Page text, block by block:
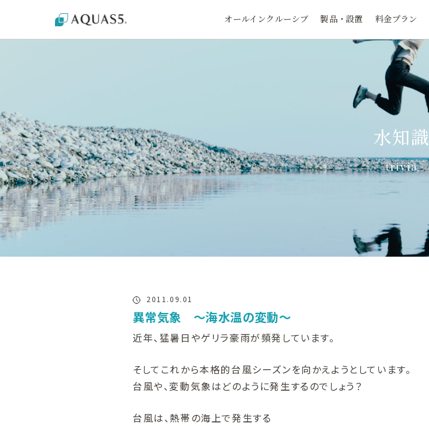
オールインクルーシブ 製品・設置 料金プラン
水知識
trivia
2011.09.01
異常気象 ～海水温の変動～
近年、猛暑日やゲリラ豪雨が頻発しています。
そしてこれから本格的台風シーズンを向かえようとしています。
台風や、変動気象はどのように発生するのでしょう？
台風は、熱帯の海上で発生する